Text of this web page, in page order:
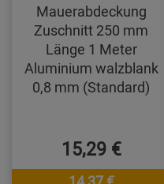
Mauerabdeckung
Zuschnitt 250 mm
Länge 1 Meter
Aluminium walzblank
0,8 mm (Standard)
15,29 €